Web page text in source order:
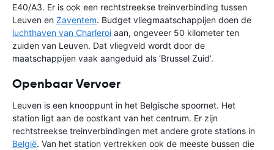
E40/A3. Er is ook een rechtstreekse treinverbinding tussen
Leuven en Zaventem. Budget vliegmaatschappijen doen de
luchthaven van Charleroi aan, ongeveer 50 kilometer ten
zuiden van Leuven. Dat vliegveld wordt door de
maatschappijen vaak aangeduid als ‘Brussel Zuid’.
Openbaar Vervoer
Leuven is een knooppunt in het Belgische spoornet. Het
station ligt aan de oostkant van het centrum. Er zijn
rechtstreekse treinverbindingen met andere grote stations in
België. Van het station vertrekken ook de meeste bussen die